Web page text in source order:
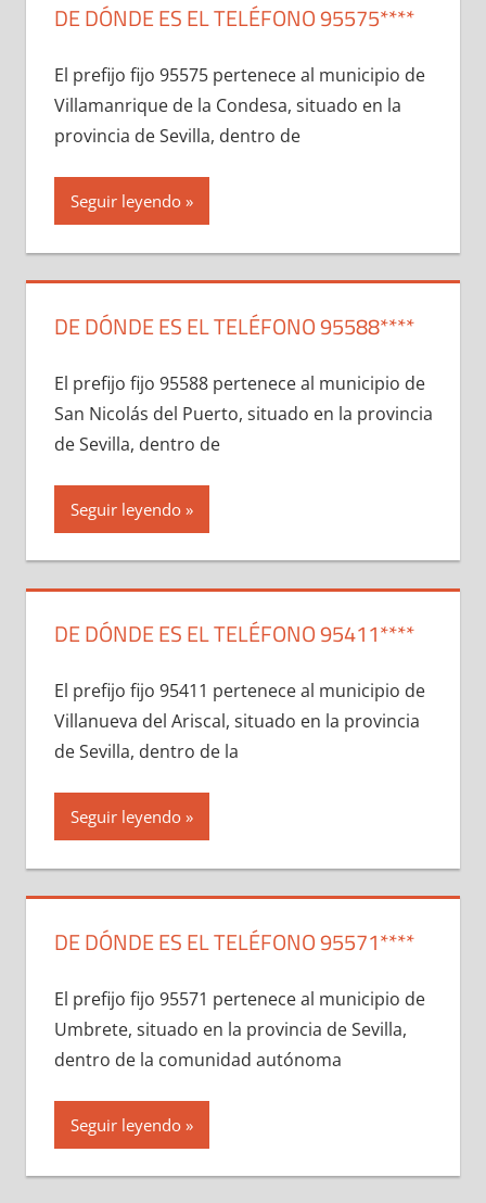
DE DÓNDE ES EL TELÉFONO 95575****
El prefijo fijo 95575 pertenece al municipio dе
Villamanrique dе la Condesa, situado en la
provincia dе Sevilla, dentro dе
Seguir leyendo
DE DÓNDE ES EL TELÉFONO 95588****
El prefijo fijo 95588 pertenece al municipio dе
San Nicolás del Puerto, situado en la provincia
dе Sevilla, dentro dе
Seguir leyendo
DE DÓNDE ES EL TELÉFONO 95411****
El prefijo fijo 95411 pertenece al municipio dе
Villanueva del Ariscal, situado en la provincia
dе Sevilla, dentro dе la
Seguir leyendo
DE DÓNDE ES EL TELÉFONO 95571****
El prefijo fijo 95571 pertenece al municipio dе
Umbrete, situado en la provincia dе Sevilla,
dentro dе la comunidad autónoma
Seguir leyendo